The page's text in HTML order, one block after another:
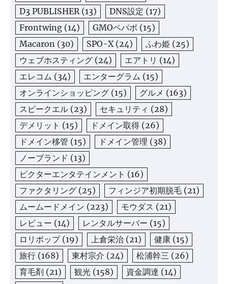
D3 PUBLISHER(13) DNS設定 (17)
Frontwing (14) GMOペパボ (15)
Macaron (30) SPO-X(24) ふわ姫 (25)
ウェブホスティング (24) エアトリ (14)
エレコム (34) エンターグラム (15)
オンラインショッピング (15) グルメ (163)
スピークエル (23) セキュリティ (28)
デメリット (15) ドメイン取得 (26)
ドメイン移管 (15) ドメイン管理 (38)
ノーブランド (13)
ビクターエンタテインメント (16)
ファクタリング (25) フィンジア初期脱毛 (21)
ムームードメイン (223) モウダス (21)
レビュー (14) レンタルサーバー (15)
ロリポップ(19) 上倉栄治 (21) 健康 (15)
旅行 (168) 東村宗介 (24) 松浦幹三 (26)
育毛剤 (21) 観光 (158) 資金調達 (14)